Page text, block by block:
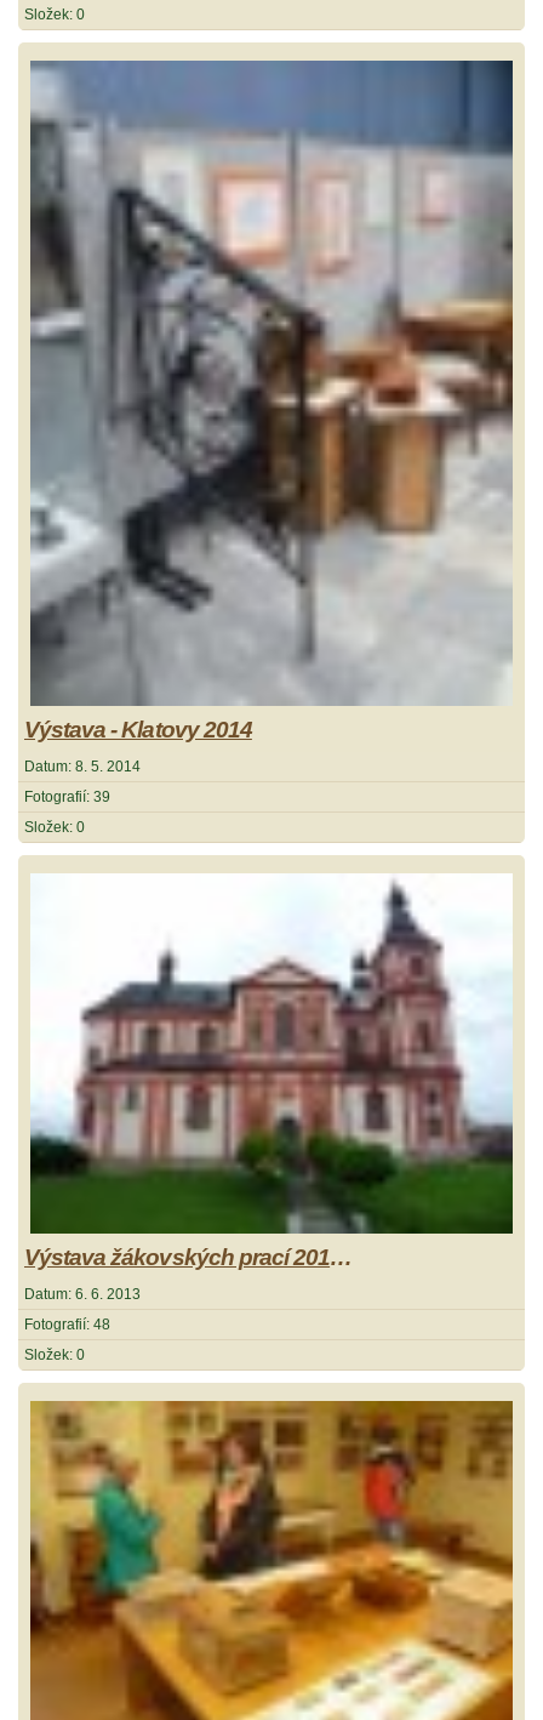
Složek: 0
Výstava - Klatovy 2014
Datum: 8. 5. 2014
Fotografií: 39
Složek: 0
Výstava žákovských prací 2013 - Přeštice
Datum: 6. 6. 2013
Fotografií: 48
Složek: 0